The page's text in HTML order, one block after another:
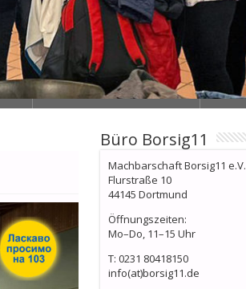
Büro Borsig11
Machbarschaft Borsig11 e.V.
Flurstraße 10
44145 Dortmund
Öffnungszeiten:
Mo–Do, 11–15 Uhr
T: 0231 80418150
info(at)borsig11.de